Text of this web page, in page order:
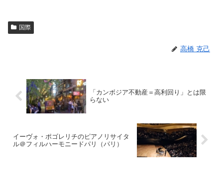
国際
高橋 克己
「カンボジア不動産＝高利回り」とは限
らない
イーヴォ・ポゴレリチのピアノリサイタ
ル＠フィルハーモニードパリ（パリ）